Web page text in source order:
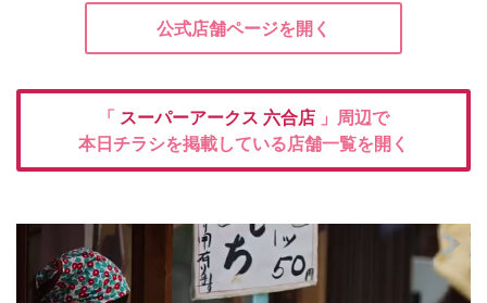
公式店舗ページを開く
「 スーパーアークス 六合店 」周辺で
本日チラシを掲載している店舗一覧を開く